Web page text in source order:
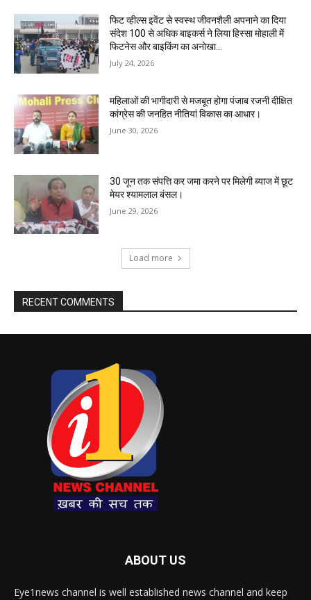
फिट व्हील्स इवेंट से स्वस्थ जीवनशैली अपनाने का दिया
संदेश 100 से अधिक बाइकर्स ने लिया हिस्सा मोहाली में
फिटनेस और बाइकिंग का अनोखा...
July 24, 2026
महिलाओं की भागीदारी से मजबूत होगा पंजाब रजनी दीक्षित
कांग्रेस की जनहित नीतियां विकास का आधार।
June 30, 2026
30 जून तक संपत्ति कर जमा करने पर मिलेगी ब्याज में छूट
मेयर श्यामलाल बंसल।
June 29, 2026
Load more
RECENT COMMENTS
ABOUT US
Eye1news channel is well established news channel and keep